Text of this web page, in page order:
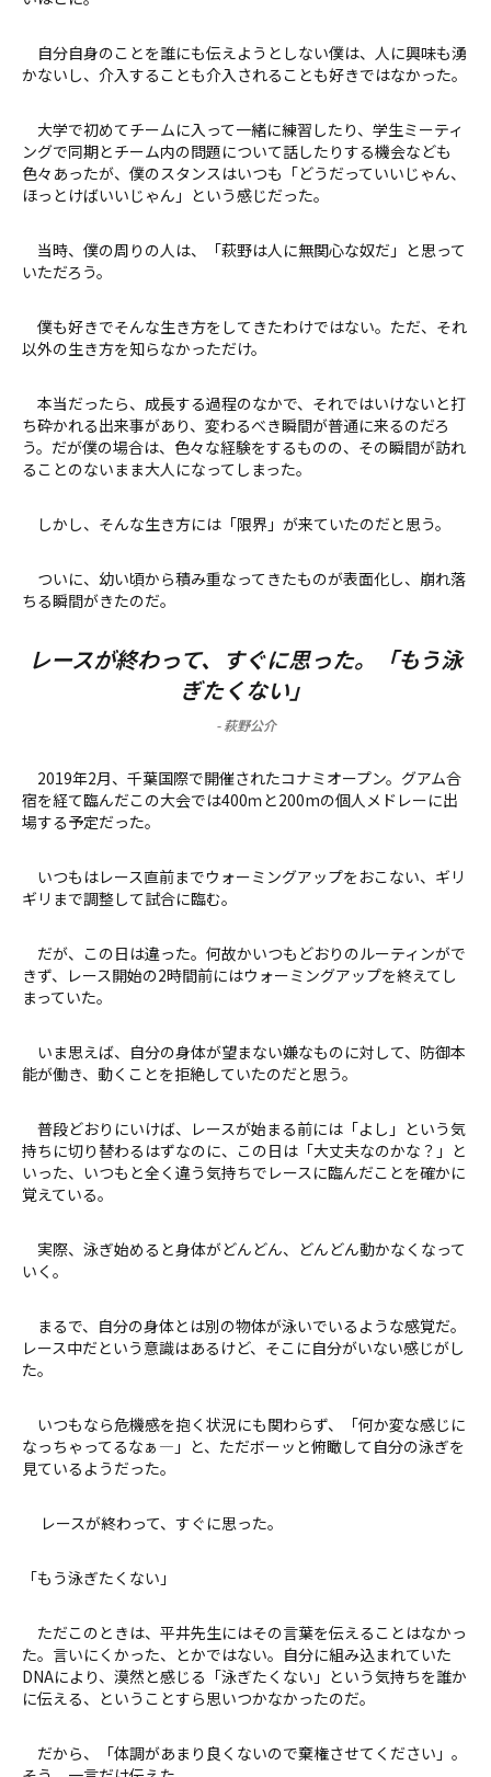
自分自身のことを誰にも伝えようとしない僕は、人に興味も湧
かないし、介入することも介入されることも好きではなかった。
大学で初めてチームに入って一緒に練習したり、学生ミーティ
ングで同期とチーム内の問題について話したりする機会なども
色々あったが、僕のスタンスはいつも「どうだっていいじゃん、
ほっとけばいいじゃん」という感じだった。
当時、僕の周りの人は、「萩野は人に無関心な奴だ」と思って
いただろう。
僕も好きでそんな生き方をしてきたわけではない。ただ、それ
以外の生き方を知らなかっただけ。
本当だったら、成長する過程のなかで、それではいけないと打
ち砕かれる出来事があり、変わるべき瞬間が普通に来るのだろ
う。だが僕の場合は、色々な経験をするものの、その瞬間が訪れ
ることのないまま大人になってしまった。
しかし、そんな生き方には「限界」が来ていたのだと思う。
ついに、幼い頃から積み重なってきたものが表面化し、崩れ落
ちる瞬間がきたのだ。
レースが終わって、すぐに思った。「もう泳
ぎたくない」
-萩野公介
2019年2月、千葉国際で開催されたコナミオープン。グアム合
宿を経て臨んだこの大会では400ｍと200mの個人メドレーに出
場する予定だった。
いつもはレース直前までウォーミングアップをおこない、ギリ
ギリまで調整して試合に臨む。
だが、この日は違った。何故かいつもどおりのルーティンがで
きず、レース開始の2時間前にはウォーミングアップを終えてし
まっていた。
いま思えば、自分の身体が望まない嫌なものに対して、防御本
能が働き、動くことを拒絶していたのだと思う。
普段どおりにいけば、レースが始まる前には「よし」という気
持ちに切り替わるはずなのに、この日は「大丈夫なのかな？」と
いった、いつもと全く違う気持ちでレースに臨んだことを確かに
覚えている。
実際、泳ぎ始めると身体がどんどん、どんどん動かなくなって
いく。
まるで、自分の身体とは別の物体が泳いでいるような感覚だ。
レース中だという意識はあるけど、そこに自分がいない感じがし
た。
いつもなら危機感を抱く状況にも関わらず、「何か変な感じに
なっちゃってるなぁ―」と、ただボーッと俯瞰して自分の泳ぎを
見ているようだった。
レースが終わって、すぐに思った。
「もう泳ぎたくない」
ただこのときは、平井先生にはその言葉を伝えることはなかっ
た。言いにくかった、とかではない。自分に組み込まれていた
DNAにより、漠然と感じる「泳ぎたくない」という気持ちを誰か
に伝える、ということすら思いつかなかったのだ。
だから、「体調があまり良くないので棄権させてください」。